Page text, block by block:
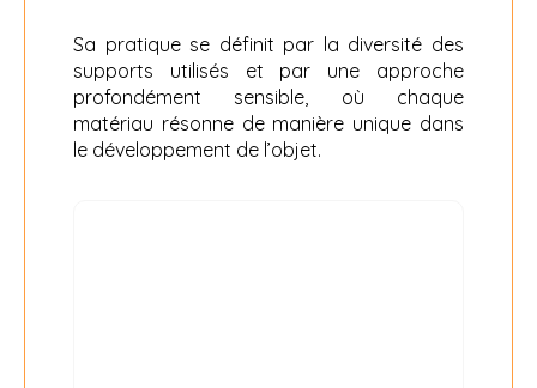
Sa pratique se définit par la diversité des
supports utilisés et par une approche
profondément sensible, où chaque
matériau résonne de manière unique dans
le développement de l’objet.